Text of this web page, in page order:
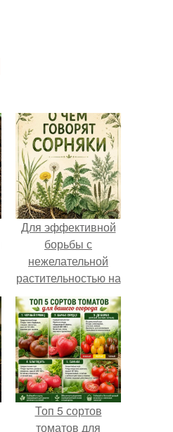
Для эффективной
борьбы с
нежелательной
растительностью на
вашем
приусадебном
участке крайне
важно понимать
природу этих
"Врагов".
Топ 5 сортов
томатов для